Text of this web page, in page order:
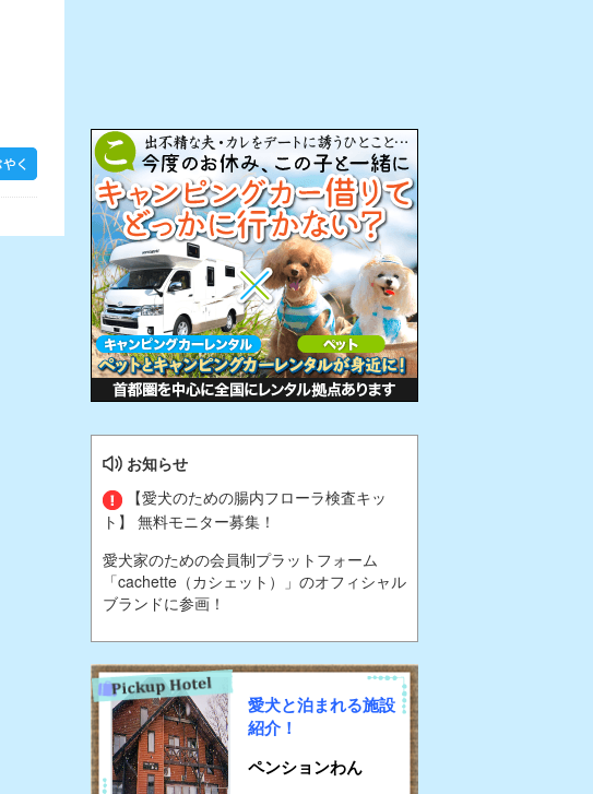
お知らせ
【愛犬のための腸内フローラ検査キッ
ト】 無料モニター募集！
愛犬家のための会員制プラットフォーム
「cachette（カシェット）」のオフィシャル
ブランドに参画！
愛犬と泊まれる施設
紹介！
ペンションわん